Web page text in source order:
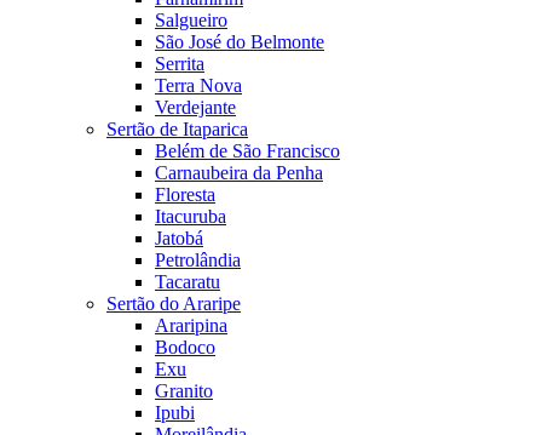
Salgueiro
São José do Belmonte
Serrita
Terra Nova
Verdejante
Sertão de Itaparica
Belém de São Francisco
Carnaubeira da Penha
Floresta
Itacuruba
Jatobá
Petrolândia
Tacaratu
Sertão do Araripe
Araripina
Bodoco
Exu
Granito
Ipubi